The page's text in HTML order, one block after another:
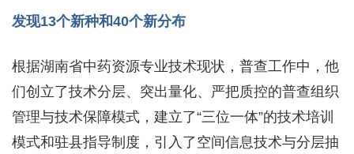
发现13个新种和40个新分布
根据湖南省中药资源专业技术现状，普查工作中，他
们创立了技术分层、突出量化、严把质控的普查组织
管理与技术保障模式，建立了“三位一体”的技术培训
模式和驻县指导制度，引入了空间信息技术与分层抽